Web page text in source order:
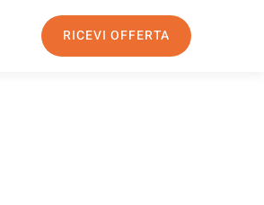
RICEVI OFFERTA